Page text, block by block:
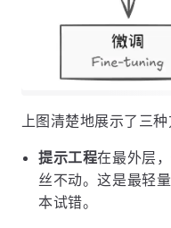
上图清楚地展示了三
提示工程在最外层
丝不动。这是最轻
本试错。